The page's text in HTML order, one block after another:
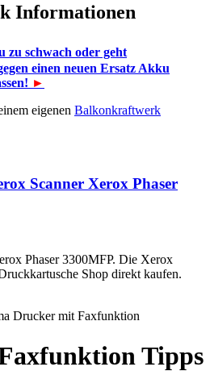
Informationen
zu schwach oder geht
einen neuen Ersatz Akku
►
eigenen Balkonkraftwerk
Scanner Xerox Phaser
Phaser 3300MFP. Die Xerox
Shop direkt kaufen.
Drucker mit Faxfunktion
Tipps